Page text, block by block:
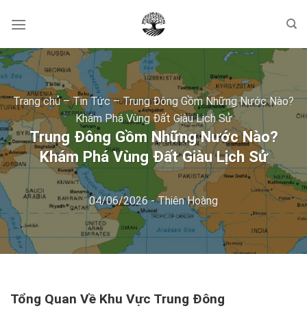
Trang chủ–Tin Tức–Trung Đông Gồm Những Nước Nào?
Khám Phá Vùng Đất Giàu Lịch Sử
Trung Đông Gồm Những Nước Nào?
Khám Phá Vùng Đất Giàu Lịch Sử
04/06/2026-Thiên Hoàng
Tổng Quan Về Khu Vực Trung Đông